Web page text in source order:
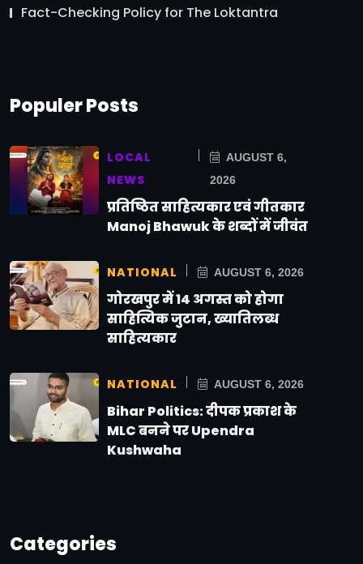
Fact-Checking Policy for The Loktantra
Populer Posts
LOCAL
NEWS
AUGUST 6,
2026
प्रतिष्ठित साहित्यकार एवं गीतकार
Manoj Bhawuk के शब्दों में जीवंत
NATIONAL AUGUST 6, 2026
गोरखपुर में 14 अगस्त को होगा
साहित्यिक जुटान, ख्यातिलब्ध
साहित्यकार
NATIONAL AUGUST 6, 2026
Bihar Politics: दीपक प्रकाश के
MLC बनने पर Upendra
Kushwaha
Categories